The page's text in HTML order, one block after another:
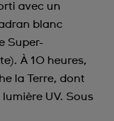
avec un
blanc
Super-
À 10 heures,
la Terre, dont
lumière UV. Sous